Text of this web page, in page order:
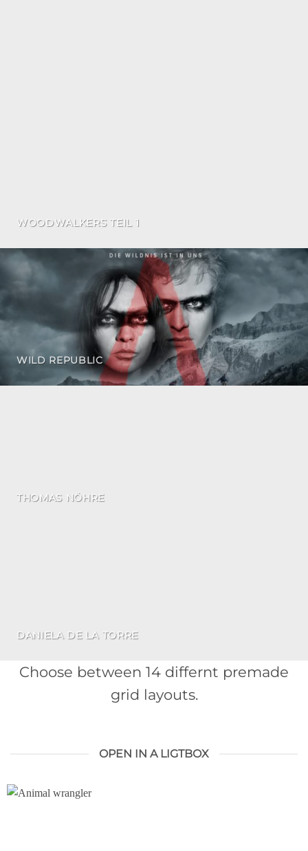
WOODWALKERS TEIL 1
WILD REPUBLIC
THOMAS NÖHRE
DANIELA DE LA TORRE
Choose between 14 differnt premade
grid layouts.
OPEN IN A LIGTBOX